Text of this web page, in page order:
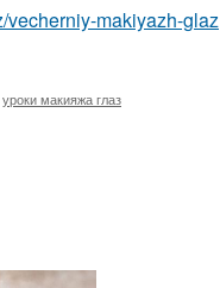
vecherniy-makiyazh-glaz
уроки макияжа глаз